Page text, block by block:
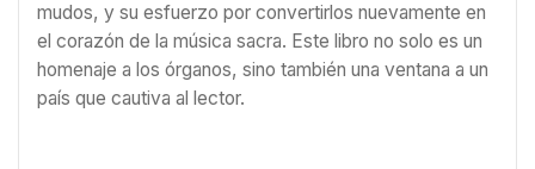
mudos, y su esfuerzo por convertirlos nuevamente en
el corazón de la música sacra. Este libro no solo es un
homenaje a los órganos, sino también una ventana a un
país que cautiva al lector.